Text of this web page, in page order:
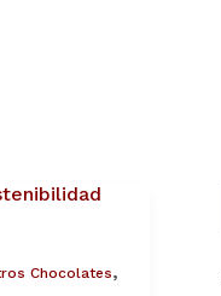
Chocolates,